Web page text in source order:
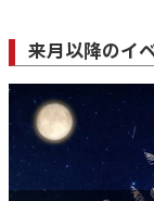
来月以降のイ